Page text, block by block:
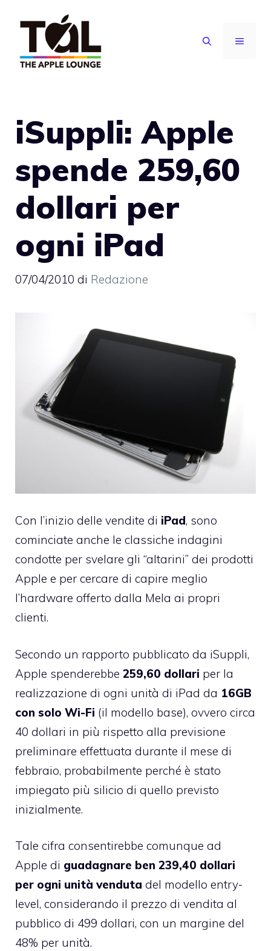
contenuto
MENU
iSuppli: Apple
spende 259,60
dollari per
ogni iPad
07/04/2010 di Redazione
Con l’inizio delle vendite di iPad, sono
cominciate anche le classiche indagini
condotte per svelare gli “altarini” dei prodotti
Apple e per cercare di capire meglio
l’hardware offerto dalla Mela ai propri
clienti.
Secondo un rapporto pubblicato da iSuppli,
Apple spenderebbe 259,60 dollari per la
realizzazione di ogni unità di iPad da 16GB
con solo Wi-Fi (il modello base), ovvero circa
40 dollari in più rispetto alla previsione
preliminare effettuata durante il mese di
febbraio, probabilmente perché è stato
impiegato più silicio di quello previsto
inizialmente.
Tale cifra consentirebbe comunque ad
Apple di guadagnare ben 239,40 dollari
per ogni unità venduta del modello entry-
level, considerando il prezzo di vendita al
pubblico di 499 dollari, con un margine del
48% per unità.